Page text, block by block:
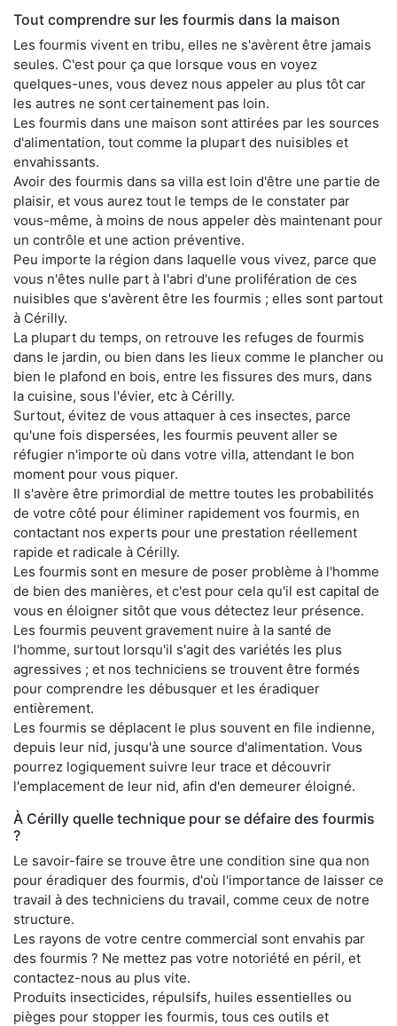
Tout comprendre sur les fourmis dans la maison
Les fourmis vivent en tribu, elles ne s'avèrent être jamais
seules. C'est pour ça que lorsque vous en voyez
quelques-unes, vous devez nous appeler au plus tôt car
les autres ne sont certainement pas loin.
Les fourmis dans une maison sont attirées par les sources
d'alimentation, tout comme la plupart des nuisibles et
envahissants.
Avoir des fourmis dans sa villa est loin d'être une partie de
plaisir, et vous aurez tout le temps de le constater par
vous-même, à moins de nous appeler dès maintenant pour
un contrôle et une action préventive.
Peu importe la région dans laquelle vous vivez, parce que
vous n'êtes nulle part à l'abri d'une prolifération de ces
nuisibles que s'avèrent être les fourmis ; elles sont partout
à Cérilly.
La plupart du temps, on retrouve les refuges de fourmis
dans le jardin, ou bien dans les lieux comme le plancher ou
bien le plafond en bois, entre les fissures des murs, dans
la cuisine, sous l'évier, etc à Cérilly.
Surtout, évitez de vous attaquer à ces insectes, parce
qu'une fois dispersées, les fourmis peuvent aller se
réfugier n'importe où dans votre villa, attendant le bon
moment pour vous piquer.
Il s'avère être primordial de mettre toutes les probabilités
de votre côté pour éliminer rapidement vos fourmis, en
contactant nos experts pour une prestation réellement
rapide et radicale à Cérilly.
Les fourmis sont en mesure de poser problème à l'homme
de bien des manières, et c'est pour cela qu'il est capital de
vous en éloigner sitôt que vous détectez leur présence.
Les fourmis peuvent gravement nuire à la santé de
l'homme, surtout lorsqu'il s'agit des variétés les plus
agressives ; et nos techniciens se trouvent être formés
pour comprendre les débusquer et les éradiquer
entièrement.
Les fourmis se déplacent le plus souvent en file indienne,
depuis leur nid, jusqu'à une source d'alimentation. Vous
pourrez logiquement suivre leur trace et découvrir
l'emplacement de leur nid, afin d'en demeurer éloigné.
À Cérilly quelle technique pour se défaire des fourmis
?
Le savoir-faire se trouve être une condition sine qua non
pour éradiquer des fourmis, d'où l'importance de laisser ce
travail à des techniciens du travail, comme ceux de notre
structure.
Les rayons de votre centre commercial sont envahis par
des fourmis ? Ne mettez pas votre notoriété en péril, et
contactez-nous au plus vite.
Produits insecticides, répulsifs, huiles essentielles ou
pièges pour stopper les fourmis, tous ces outils et